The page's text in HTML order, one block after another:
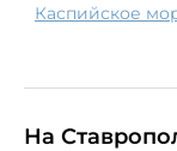
Каспийское
На